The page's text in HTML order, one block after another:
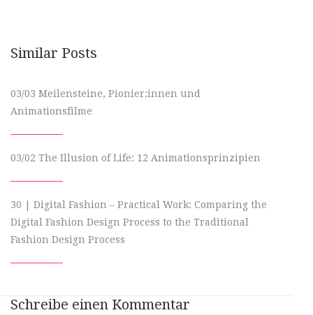
Similar Posts
03/03 Meilensteine, Pionier:innen und
Animationsfilme
03/02 The Illusion of Life: 12 Animationsprinzipien
30 | Digital Fashion – Practical Work: Comparing the
Digital Fashion Design Process to the Traditional
Fashion Design Process
Schreibe einen Kommentar